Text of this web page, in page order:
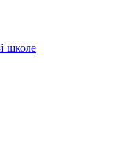
школе